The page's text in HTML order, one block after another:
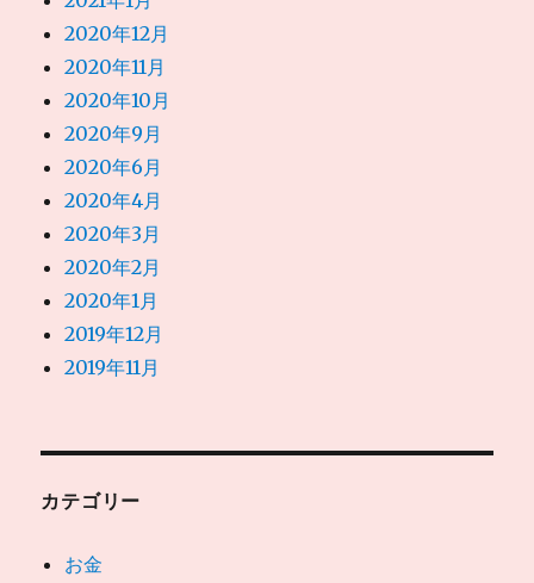
2020年12月
2020年11月
2020年10月
2020年9月
2020年6月
2020年4月
2020年3月
2020年2月
2020年1月
2019年12月
2019年11月
カテゴリー
お金